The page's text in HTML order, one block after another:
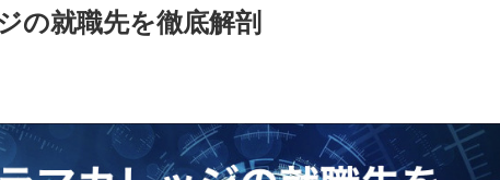
の就職先を徹底解剖